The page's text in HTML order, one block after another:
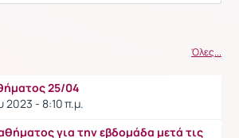
Όλες...
25/04
2023 - 8:10 π.μ.
για την εβδομάδα μετά τις